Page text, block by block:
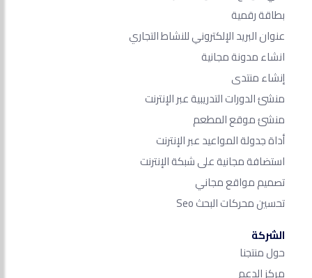
بطاقة رقمية
عنوان البريد الإلكتروني للنشاط التجاري
انشاء مدونة مجانية
إنشاء منتدى
منشئ الدورات التدريبية عبر الإنترنت
منشئ موقع المطعم
أداة جدولة المواعيد عبر الإنترنت
استضافة مجانية على شبكة الإنترنت
تصميم مواقع مجاني
تحسين محركات البحث Seo​
الشركة
حول منتجنا
مركز الدعم